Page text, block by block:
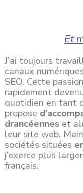
Et
J’ai toujours
canaux
SEO. Cette
rapidement
quotidien en tant
propose
drancéennes et
leur site web.
sociétés situées
j’exerce plus
français.